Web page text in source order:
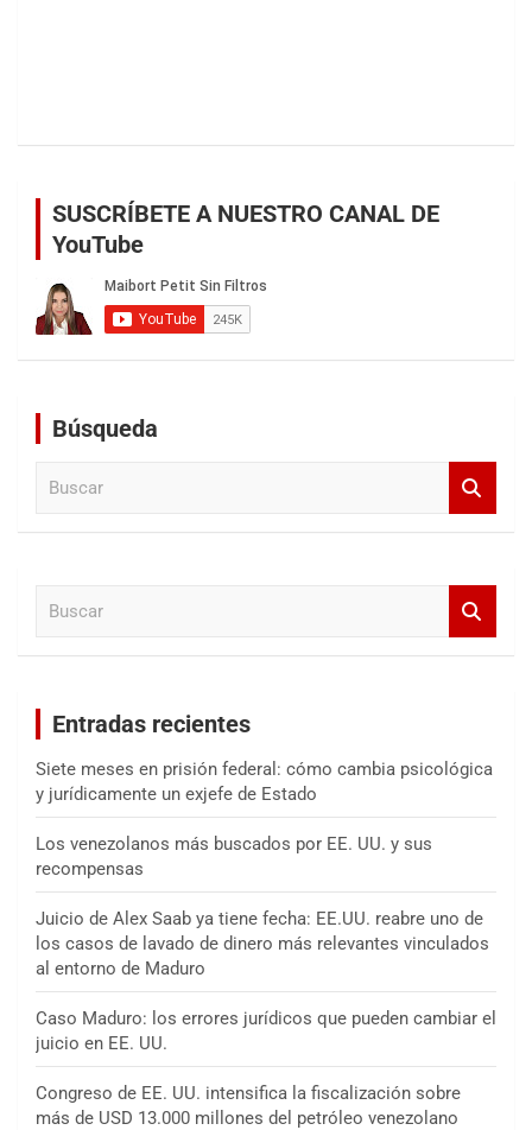
SUSCRÍBETE A NUESTRO CANAL DE
YouTube
Búsqueda
Entradas recientes
Siete meses en prisión federal: cómo cambia psicológica
y jurídicamente un exjefe de Estado
Los venezolanos más buscados por EE. UU. y sus
recompensas
Juicio de Alex Saab ya tiene fecha: EE.UU. reabre uno de
los casos de lavado de dinero más relevantes vinculados
al entorno de Maduro
Caso Maduro: los errores jurídicos que pueden cambiar el
juicio en EE. UU.
Congreso de EE. UU. intensifica la fiscalización sobre
más de USD 13.000 millones del petróleo venezolano